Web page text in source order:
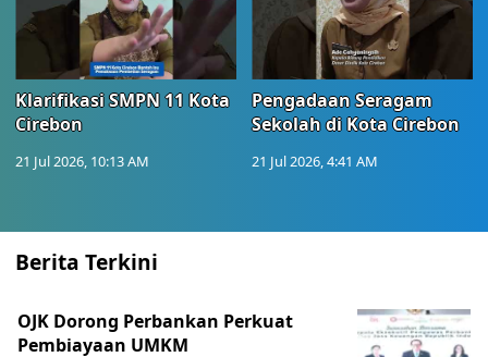
Klarifikasi SMPN 11 Kota
Cirebon
21 Jul 2026, 10:13 AM
Pengadaan Seragam
Sekolah di Kota Cirebon
21 Jul 2026, 4:41 AM
Berita Terkini
OJK Dorong Perbankan Perkuat
Pembiayaan UMKM